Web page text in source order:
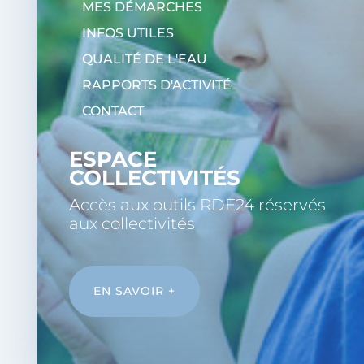
MES DÉMARCHES
INFOS UTILES
QUALITÉ DE L'EAU
RAPPORTS D'ACTIVITÉ
CONTACT
ESPACE
COLLECTIVITÉS
Accès aux outils RDE24 réservés
aux collectivités
EN SAVOIR +